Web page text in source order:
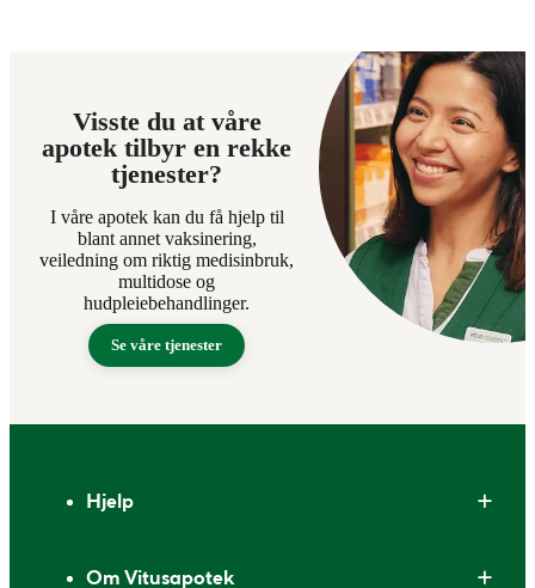
Visste du at våre
apotek tilbyr en rekke
tjenester?
I våre apotek kan du få hjelp til
blant annet vaksinering,
veiledning om riktig medisinbruk,
multidose og
hudpleiebehandlinger.
Se våre tjenester
Hjelp
Om Vitusapotek